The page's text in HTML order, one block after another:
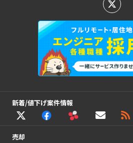
新着/値下げ案件情報
売却